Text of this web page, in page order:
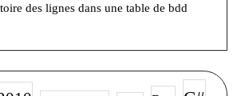
des lignes dans une table de bdd